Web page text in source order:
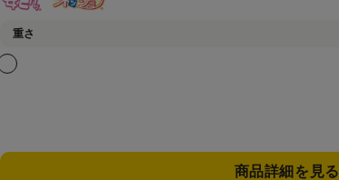
重さ
商品詳細を見る